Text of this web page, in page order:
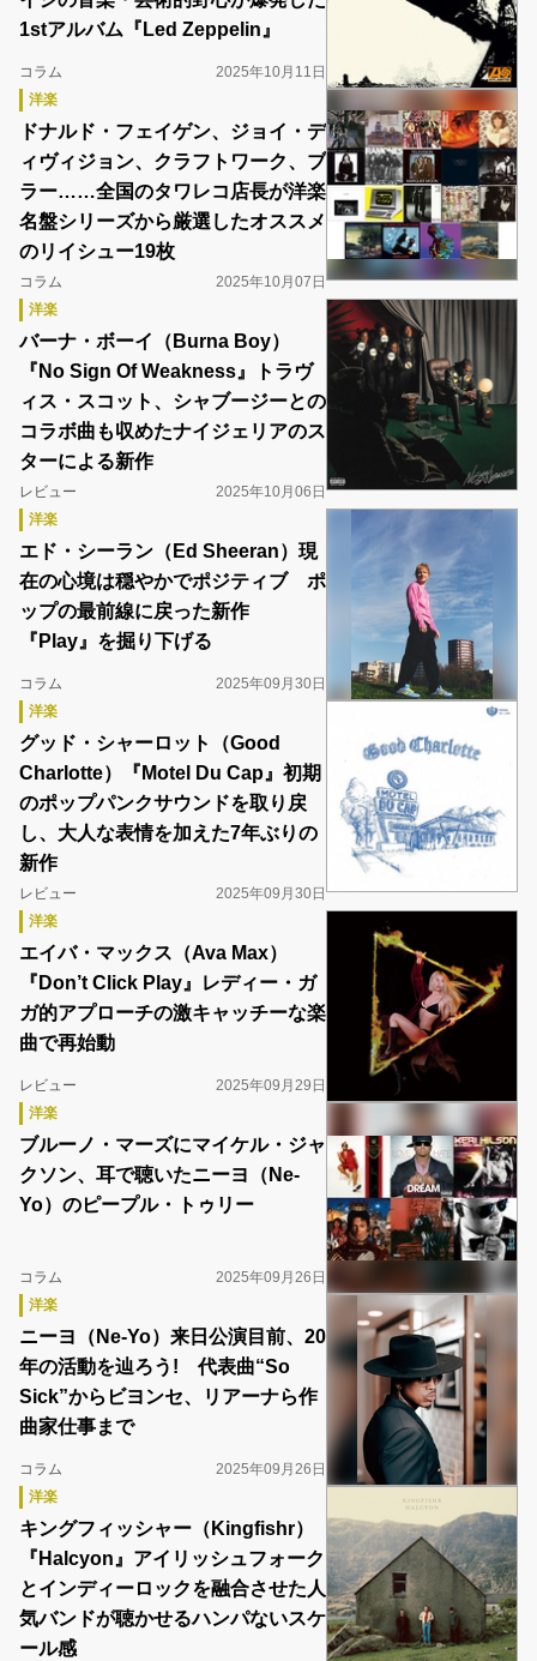
1stアルバム『Led Zeppelin』
コラム
2025年10月11日
洋楽
ドナルド・フェイゲン、ジョイ・デ
ィヴィジョン、クラフトワーク、ブ
ラー……全国のタワレコ店長が洋楽
名盤シリーズから厳選したオススメ
のリイシュー19枚
コラム
2025年10月07日
洋楽
バーナ・ボーイ（Burna Boy）
『No Sign Of Weakness』トラヴ
ィス・スコット、シャブージーとの
コラボ曲も収めたナイジェリアのス
ターによる新作
レビュー
2025年10月06日
洋楽
エド・シーラン（Ed Sheeran）現
在の心境は穏やかでポジティブ ポ
ップの最前線に戻った新作
『Play』を掘り下げる
コラム
2025年09月30日
洋楽
グッド・シャーロット（Good
Charlotte）『Motel Du Cap』初期
のポップパンクサウンドを取り戻
し、大人な表情を加えた7年ぶりの
新作
レビュー
2025年09月30日
洋楽
エイバ・マックス（Ava Max）
『Don’t Click Play』レディー・ガ
ガ的アプローチの激キャッチーな楽
曲で再始動
レビュー
2025年09月29日
洋楽
ブルーノ・マーズにマイケル・ジャ
クソン、耳で聴いたニーヨ（Ne-
Yo）のピープル・トゥリー
コラム
2025年09月26日
洋楽
ニーヨ（Ne-Yo）来日公演目前、20
年の活動を辿ろう! 代表曲“So
Sick”からビヨンセ、リアーナら作
曲家仕事まで
コラム
2025年09月26日
洋楽
キングフィッシャー（Kingfishr）
『Halcyon』アイリッシュフォーク
とインディーロックを融合させた人
気バンドが聴かせるハンパないスケ
ール感